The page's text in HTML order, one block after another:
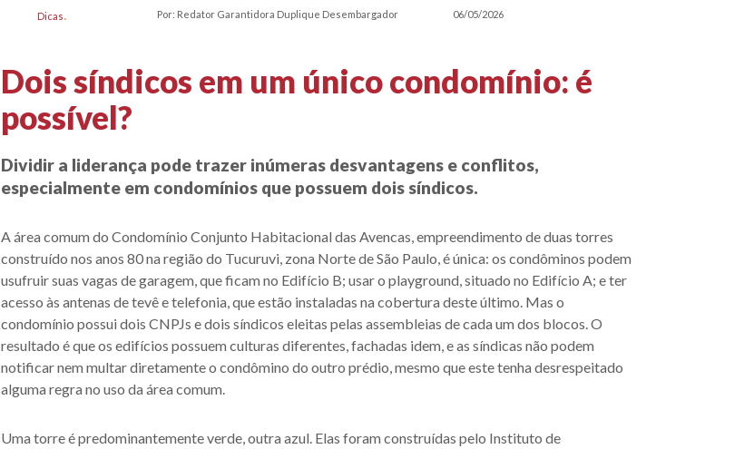
Dicas Por: Redator Garantidora Duplique Desembargador 06/05/2026
Dois síndicos em um único condomínio: é
possível?
Dividir a liderança pode trazer inúmeras desvantagens e conflitos,
especialmente em condomínios que possuem dois síndicos.
A área comum do Condomínio Conjunto Habitacional das Avencas, empreendimento de duas torres
construído nos anos 80 na região do Tucuruvi, zona Norte de São Paulo, é única: os condôminos podem
usufruir suas vagas de garagem, que ficam no Edifício B; usar o playground, situado no Edifício A; e ter
acesso às antenas de tevê e telefonia, que estão instaladas na cobertura deste último. Mas o
condomínio possui dois CNPJs e dois síndicos eleitas pelas assembleias de cada um dos blocos. O
resultado é que os edifícios possuem culturas diferentes, fachadas idem, e as síndicas não podem
notificar nem multar diretamente o condômino do outro prédio, mesmo que este tenha desrespeitado
alguma regra no uso da área comum.
Uma torre é predominantemente verde, outra azul. Elas foram construídas pelo Instituto de